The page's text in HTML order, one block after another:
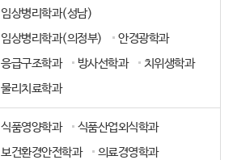
임상병리학과(성남)
임상병리학과(의정부)
안경광학과
응급구조학과
방사선학과
치위생학과
물리치료학과
식품영양학과
식품산업외식학과
보건환경안전학과
의료경영학과